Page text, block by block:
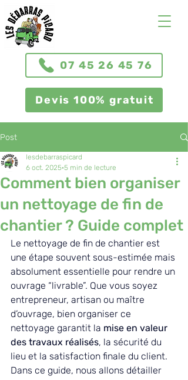
07 45 26 45 76
Devis 100% gratuit
Post
Comment bien organiser
un nettoyage de fin de
chantier ? Guide complet
lesdebarraspicard
6 oct. 2025 5 min de lecture
Le nettoyage de fin de chantier est
une étape souvent sous-estimée mais
absolument essentielle pour rendre un
ouvrage “livrable”. Que vous soyez
entrepreneur, artisan ou maître
d’ouvrage, bien organiser ce
nettoyage garantit la mise en valeur
des travaux réalisés, la sécurité du
lieu et la satisfaction finale du client.
Dans ce guide, nous allons détailler